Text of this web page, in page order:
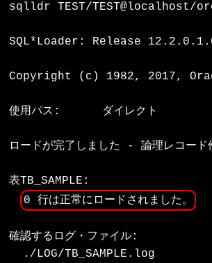
sqlldr TEST/TEST@localhost/
SQL*Loader: Release
Copyright (c) 1982, 2017,
使用パス:      ダイレクト
ロードが完了しました - 論理レコード
表TB_SAMPLE:
0 行は正常にロードされました。
確認するログ・ファイル:
  ./LOG/TB_SAMPLE.log